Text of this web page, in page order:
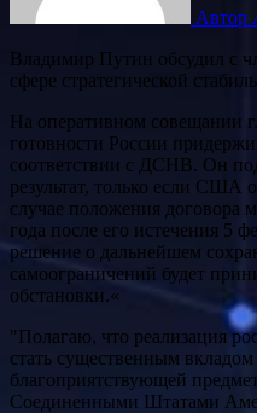
Автор
Владимир Путин обсудил с
сфере стратегической
На оперативном совещании
готовности России
соответствии с ДСНВ. Он
результат, только если США
случае положения договора
года после его истечения 5
решение о дальнейшем
самоограничений будет
обстановки.«
"Полагаю, что реализация
стать существенным
благоприятствующей
Соединенными Штатами